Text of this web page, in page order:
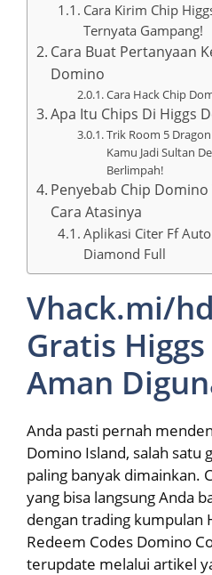
Cara Kirim Chip
Ternyata Gampang!
Cara Buat Pertanyaan
Domino
Cara Hack Chip
Apa Itu Chips Di Higgs
Trik Room 5
Kamu Jadi Sultan
Berlimpah!
Penyebab Chip
Cara Atasinya
Aplikasi Citer Ff
Diamond Full
Vhack.mi/
Gratis
Aman
Anda pasti pernah
Domino Island, salah satu
paling banyak dimainkan.
yang bisa langsung Anda
dengan trading kumpulan
Redeem Codes Domino
terupdate melalui artikel